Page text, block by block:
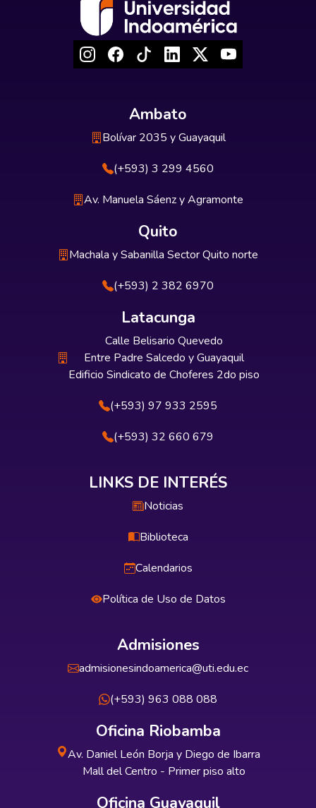
Ambato
Bolívar 2035 y Guayaquil
(+593) 3 299 4560
Av. Manuela Sáenz y Agramonte
Quito
Machala y Sabanilla Sector Quito norte
(+593) 2 382 6970
Latacunga
Calle Belisario Quevedo
Entre Padre Salcedo y Guayaquil
Edificio Sindicato de Choferes 2do piso
(+593) 97 933 2595
(+593) 32 660 679
LINKS DE INTERÉS
Noticias
Biblioteca
Calendarios
Política de Uso de Datos
Admisiones
admisionesindoamerica@uti.edu.ec
(+593) 963 088 088
Oficina Riobamba
Av. Daniel León Borja y Diego de Ibarra
Mall del Centro - Primer piso alto
Oficina Guayaquil